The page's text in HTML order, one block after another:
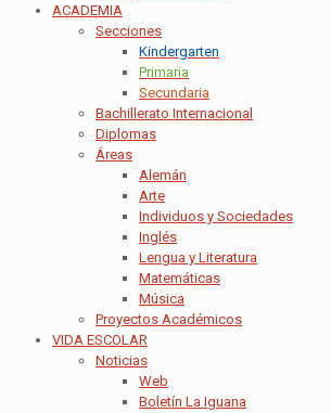
ACADEMIA
Secciones
Kindergarten
Primaria
Secundaria
Bachillerato Internacional
Diplomas
Áreas
Alemán
Arte
Individuos y Sociedades
Inglés
Lengua y Literatura
Matemáticas
Música
Proyectos Académicos
VIDA ESCOLAR
Noticias
Web
Boletín La Iguana